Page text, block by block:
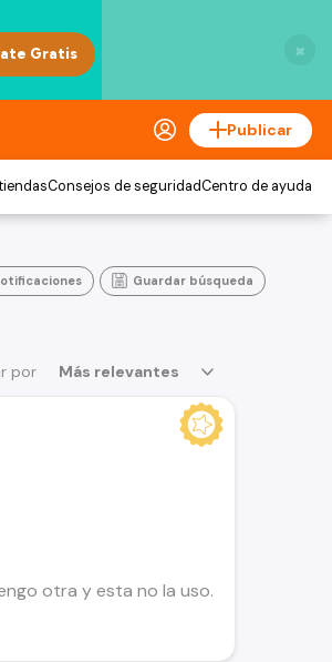
×
Publicar
Consejos de seguridadCentro de ayuda
Guardar búsqueda
por Más relevantes
otra y esta no la uso.